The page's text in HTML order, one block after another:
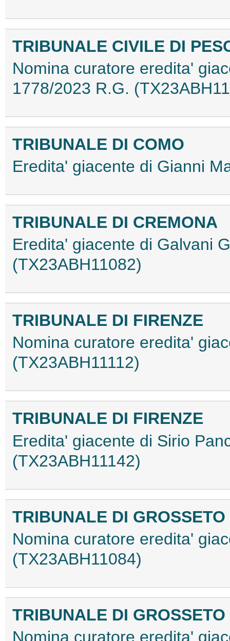
TRIBUNALE CIVILE DI
Nomina curatore eredita'
1778/2023 R.G.
TRIBUNALE DI COMO
Eredita' giacente di Gianni
TRIBUNALE DI CREMONA
Eredita' giacente di Galvani
(TX23ABH11082)
TRIBUNALE DI FIRENZE
Nomina curatore eredita'
(TX23ABH11112)
TRIBUNALE DI FIRENZE
Eredita' giacente di Sirio
(TX23ABH11142)
TRIBUNALE DI GROSSETO
Nomina curatore eredita'
(TX23ABH11084)
TRIBUNALE DI GROSSETO
Nomina curatore eredita'